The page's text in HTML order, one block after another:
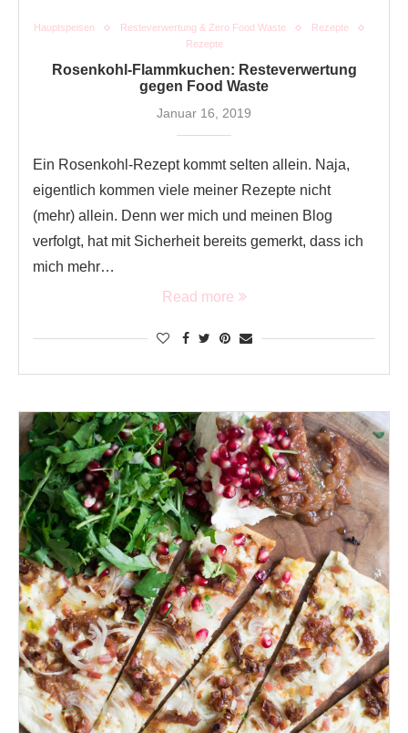
Hauptspeisen Resteverwertung & Zero Food Waste
Rezepte
Rezepte
Rosenkohl-Flammkuchen: Resteverwertung
gegen Food Waste
Januar 16, 2019
Ein Rosenkohl-Rezept kommt selten allein. Naja,
eigentlich kommen viele meiner Rezepte nicht
(mehr) allein. Denn wer mich und meinen Blog
verfolgt, hat mit Sicherheit bereits gemerkt, dass ich
mich mehr…
Read more